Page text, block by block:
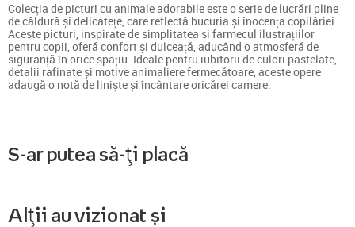
Colecția de picturi cu animale adorabile este o serie de lucrări pline
de căldură și delicatețe, care reflectă bucuria și inocența copilăriei.
Aceste picturi, inspirate de simplitatea și farmecul ilustrațiilor
pentru copii, oferă confort și dulceață, aducând o atmosferă de
siguranță în orice spațiu. Ideale pentru iubitorii de culori pastelate,
detalii rafinate și motive animaliere fermecătoare, aceste opere
adaugă o notă de liniște și încântare oricărei camere.
S-ar putea să-ți placă
Alții au vizionat și